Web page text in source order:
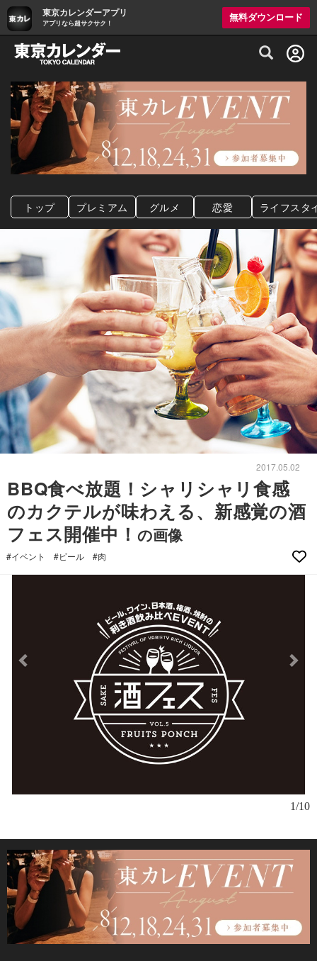
東京カレンダーアプリ
アプリなら超サクサク！
無料ダウンロード
グルメ情報・プレミアムレストラン予約
トップ プレミアム グルメ 恋愛 ライフスタ
2017.05.02
BBQ食べ放題！シャリシャリ食感
のカクテルが味わえる、新感覚の酒
フェス開催中！ の画像
#イベント #ビール #肉
フ
1/10